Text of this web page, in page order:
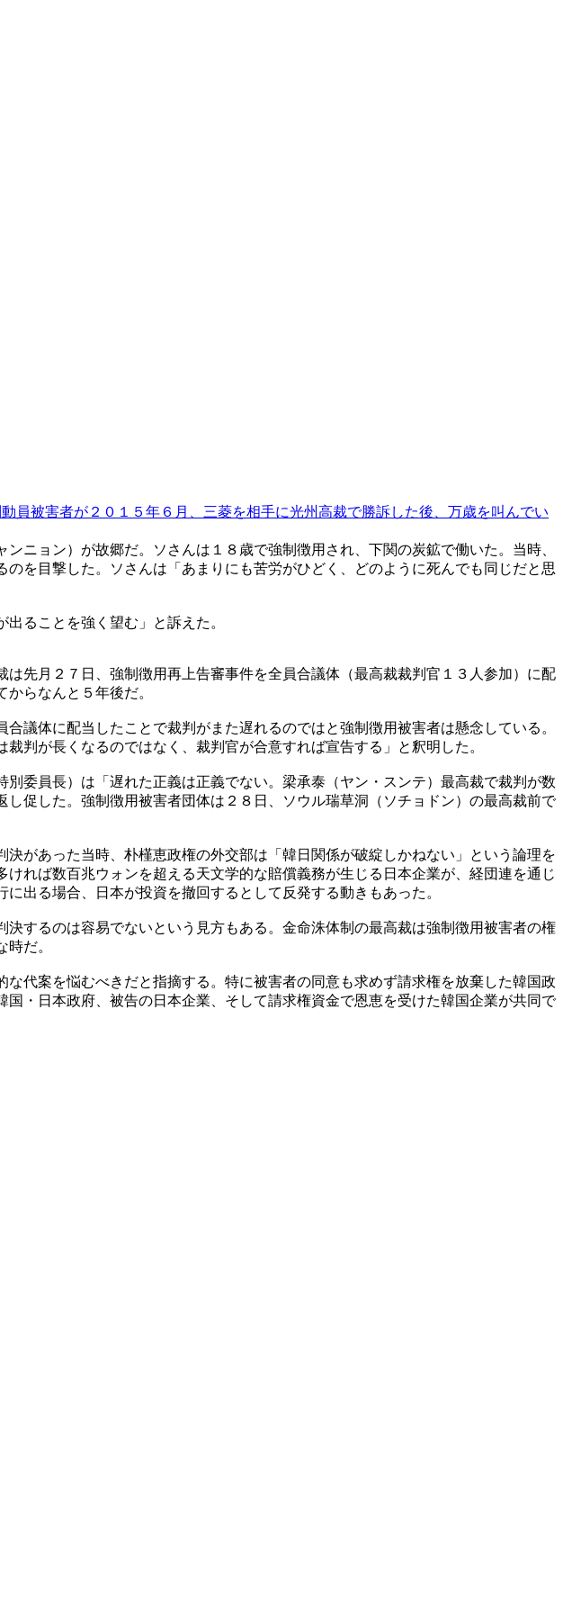
員被害者が２０１５年６月、三菱を相手に光州高裁で勝訴した後、万歳を叫んでい
ニョン）が故郷だ。ソさんは１８歳で強制徴用され、下関の炭鉱で働いた。当時、
を目撃した。ソさんは「あまりにも苦労がひどく、どのように死んでも同じだと思
ることを強く望む」と訴えた。
先月２７日、強制徴用再上告審事件を全員合議体（最高裁裁判官１３人参加）に配
らなんと５年後だ。
議体に配当したことで裁判がまた遅れるのではと強制徴用被害者は懸念している。
判が長くなるのではなく、裁判官が合意すれば宣告する」と釈明した。
委員長）は「遅れた正義は正義でない。梁承泰（ヤン・スンテ）最高裁で裁判が数
促した。強制徴用被害者団体は２８日、ソウル瑞草洞（ソチョドン）の最高裁前で
があった当時、朴槿恵政権の外交部は「韓日関係が破綻しかねない」という論理を
れば数百兆ウォンを超える天文学的な賠償義務が生じる日本企業が、経団連を通じ
出る場合、日本が投資を撤回するとして反発する動きもあった。
するのは容易でないという見方もある。金命洙体制の最高裁は強制徴用被害者の権
だ。
代案を悩むべきだと指摘する。特に被害者の同意も求めず請求権を放棄した韓国政
・日本政府、被告の日本企業、そして請求権資金で恩恵を受けた韓国企業が共同で